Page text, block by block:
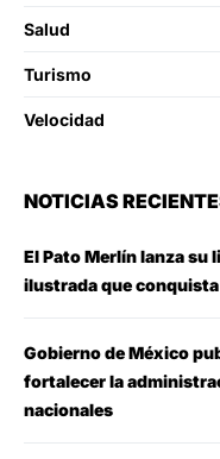
Salud
Turismo
Velocidad
NOTICIAS
El Pato Merlín lanza su
ilustrada que
Gobierno de México
fortalecer la
nacionales